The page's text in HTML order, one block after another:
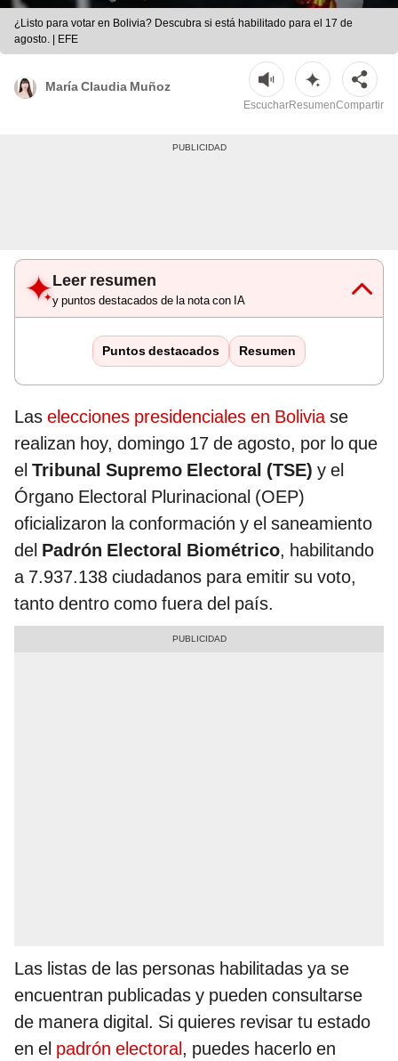
¿Listo para votar en Bolivia? Descubra si está habilitado para el 17 de
agosto. | EFE
María Claudia Muñoz
EscucharResumenCompartir
Leer resumen
y puntos destacados de la nota con IA
Puntos destacados Resumen
Las elecciones presidenciales en Boliviase
realizan hoy, domingo 17 de agosto, por lo que
el Tribunal Supremo Electoral (TSE) y el
Órgano Electoral Plurinacional (OEP)
oficializaron la conformación y el saneamiento
del Padrón Electoral Biométrico, habilitando
a 7.937.138 ciudadanos para emitir su voto,
tanto dentro como fuera del país.
Las listas de las personas habilitadas ya se
encuentran publicadas y pueden consultarse
de manera digital. Si quieres revisar tu estado
en el padrón electoral, puedes hacerlo en